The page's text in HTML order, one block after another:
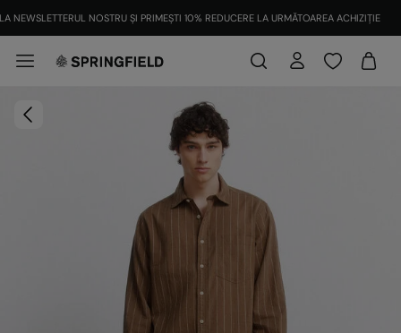
NEWSLETTERUL NOSTRU ȘI PRIMEȘTI 10% REDUCERE LA URMĂTOAREA ACHIZIȚIE